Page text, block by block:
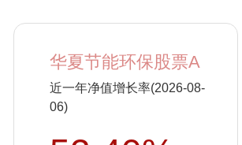
华夏节能环保股票A
近一年净值增长率(2026-08-
06)